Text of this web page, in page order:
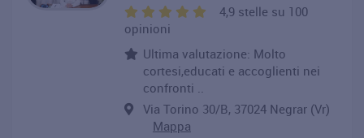
4,9 stelle su 100
opinioni
Ultima valutazione: Molto
cortesi,educati e accoglienti nei
confronti ..
Via Torino 30/B, 37024 Negrar (Vr)
Mappa